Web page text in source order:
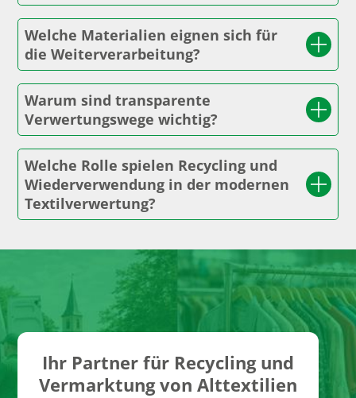
Welche Materialien eignen sich für
die Weiterverarbeitung?
Warum sind transparente
Verwertungswege wichtig?
Welche Rolle spielen Recycling und
Wiederverwendung in der modernen
Textilverwertung?
Ihr Partner für Recycling und
Vermarktung von Alttextilien